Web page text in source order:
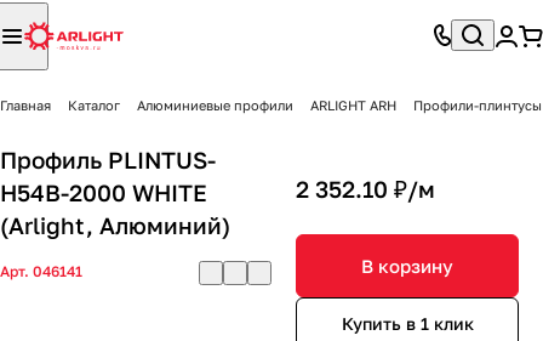
Главная Каталог Алюминиевые профили ARLIGHT ARH Профили-плинтусы
Профиль PLINTUS-
H54B-2000 WHITE
(Arlight, Алюминий)
Арт. 046141
2 352.10 ₽/м
В корзину
Купить в 1 клик